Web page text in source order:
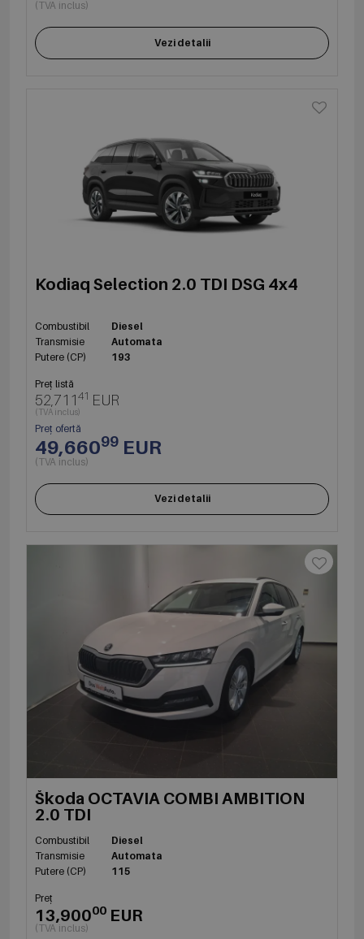
(TVA inclus)
Vezi detalii
Kodiaq Selection 2.0 TDI DSG 4x4
Combustibil
Diesel
Transmisie
Automata
Putere (CP)
193
Preț listă
52,71141 EUR
(TVA inclus)
Preț ofertă
49,66099 EUR
(TVA inclus)
Vezi detalii
Škoda OCTAVIA COMBI AMBITION
2.0 TDI
Combustibil
Diesel
Transmisie
Automata
Putere (CP)
115
Preț
13,90000 EUR
(TVA inclus)